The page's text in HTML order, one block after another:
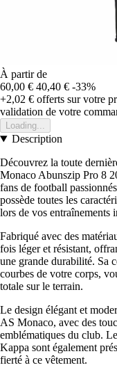
À partir de
60,00 € 40,40 € -33%
+2,02 € offerts sur votre
validation de votre
Loading...
Description
Découvrez la toute
Monaco Abunszip Pro 8
fans de football
possède toutes les
lors de vos entraînements
Fabriqué avec des
fois léger et résistant,
une grande durabilité. Sa
courbes de votre corps,
totale sur le terrain.
Le design élégant et
AS Monaco, avec des
emblématiques du club.
Kappa sont également
fierté à ce vêtement.